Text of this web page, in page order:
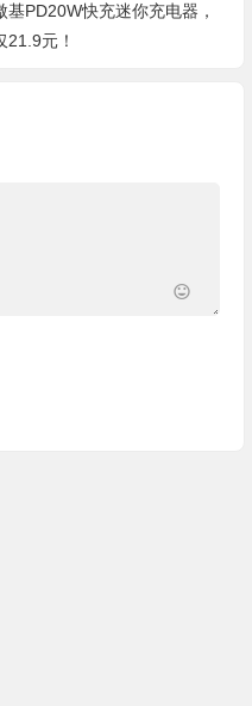
基PD20W快充​迷你充电器，
21.9元！